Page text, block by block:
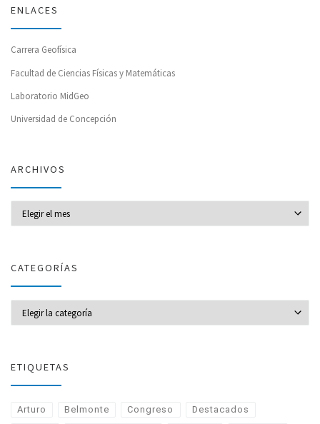
ENLACES
Carrera Geofísica
Facultad de Ciencias Físicas y Matemáticas
Laboratorio MidGeo
Universidad de Concepción
ARCHIVOS
CATEGORÍAS
ETIQUETAS
Arturo Belmonte Congreso Destacados